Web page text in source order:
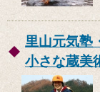
里山元気塾
小さな蔵美